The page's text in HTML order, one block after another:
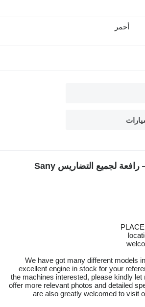
أحمر
معلومات إضافية — رافعة لجميع التضاريس Sany
We have got many different models
excellent engine in stock for your
the machines interested, please kindly
offer more relevant photos and detailed
are also greatly welcomed to visit